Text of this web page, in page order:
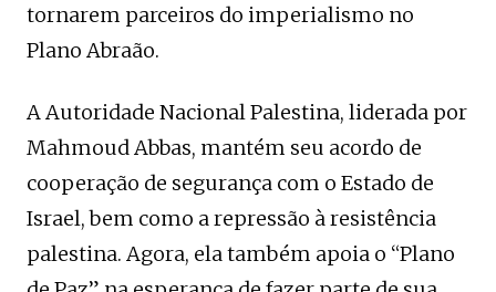
tornarem parceiros do imperialismo no
Plano Abraão.
A Autoridade Nacional Palestina, liderada por
Mahmoud Abbas, mantém seu acordo de
cooperação de segurança com o Estado de
Israel, bem como a repressão à resistência
palestina. Agora, ela também apoia o “Plano